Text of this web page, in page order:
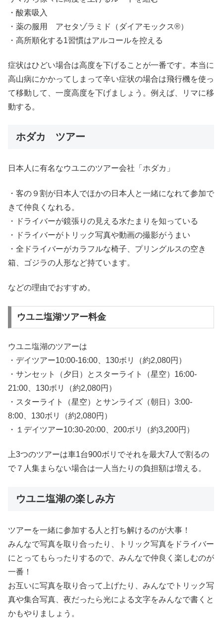
・酸素吸入
・薬の服用 アセタゾラミド（ダイアモックス®）
・高所順化する1習慣はアルコールを控える
症状はひどい場合は高度を下げることが一番です。本当に
高山病にかかってしまって辛い症状の場合は飛行機を使っ
て移動して、一度高度を下げましょう。例えば、リマに移
動する。
ホダカ ツアー
日本人に有名なウユニのツアー会社「ホダカ」
・客の９割が日本人でほかの日本人と一緒になれて参加で
きて仲良くなれる。
・ドライバーが鏡張りの見える水たまりを知っている
・ドライバーがトリック写真や動画の撮影がうまい
・全ドライバーがカラフルな椅子、プリングルスの空き
箱、ゴジラの人形など持ています。
などの理由でおすすめ。
ウユニ塩湖ツアー料金
ウユニ塩湖のツアーは
・デイツアー10:00-16:00、130ボリ（約2,080円）
・サンセット（夕日）とスターライト（星空）16:00-
21:00、130ボリ（約2,080円）
・スターライト（星空）とサンライズ（朝日）3:00-
8:00、130ボリ（約2,080円）
・１デイツアー10:30-20:00、200ボリ（約3,200円）
上3つのツアーは車1台900ボリでそれを最大7人で割るの
で７人集まらない場合は一人当たりの負担額は増える。
ウユニ塩湖の楽しみ方
ツアーを一緒に参加する人と打ち解けるのが大事！
みんなで写真を取り合ったり、トリック写真をドライバー
にとってもらったりするので、みんなで仲良く楽しむのが
一番！
お互いに写真を取り合って上げたり、みんなでトリック写
真や集合写真、夜だったら光による文字をみんなで書くと
かもやりましょう。